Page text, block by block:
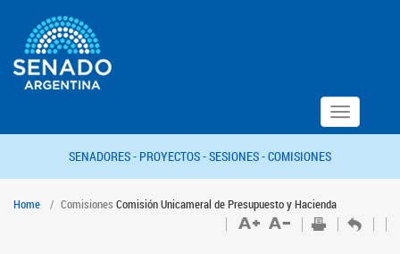
Toggle
navigation
SENADORES - PROYECTOS -SESIONES -COMISIONES
Home Comisiones Comisión Unicameral de Presupuesto y Hacienda